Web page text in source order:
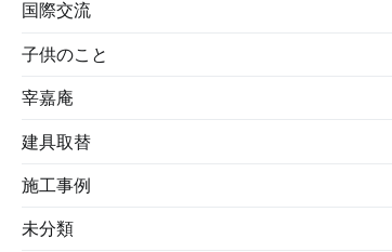
国際交流
子供のこと
宰嘉庵
建具取替
施工事例
未分類